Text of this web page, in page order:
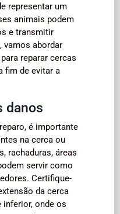
representar um
animais podem
e transmitir
vamos abordar
reparar cercas
fim de evitar a
danos
é importante
na cerca ou
rachaduras, áreas
servir como
Certifique-
da cerca
inferior, onde os